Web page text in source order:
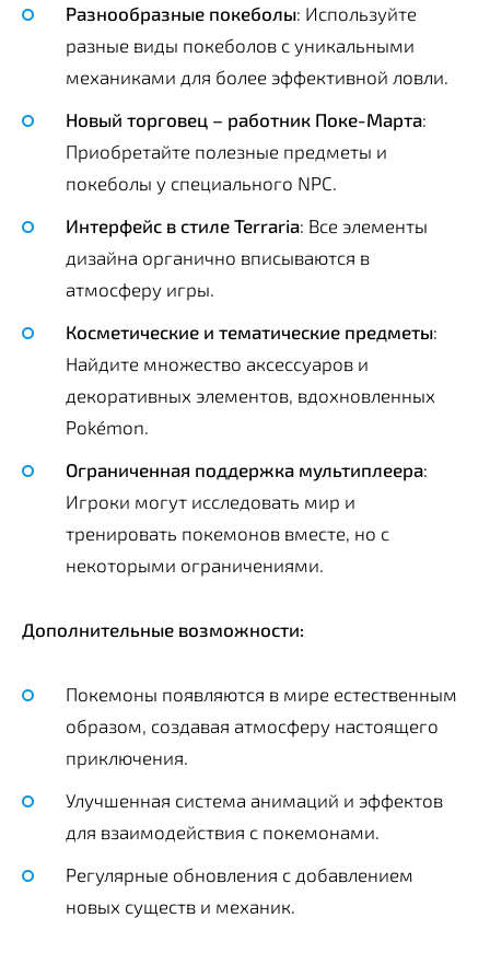
Разнообразные покеболы: Используйте
разные виды покеболов с уникальными
механиками для более эффективной ловли.
Новый торговец – работник Поке-Марта:
Приобретайте полезные предметы и
покеболы у специального NPC.
Интерфейс в стиле Terraria: Все элементы
дизайна органично вписываются в
атмосферу игры.
Косметические и тематические предметы:
Найдите множество аксессуаров и
декоративных элементов, вдохновленных
Pokémon.
Ограниченная поддержка мультиплеера:
Игроки могут исследовать мир и
тренировать покемонов вместе, но с
некоторыми ограничениями.
Дополнительные возможности:
Покемоны появляются в мире естественным
образом, создавая атмосферу настоящего
приключения.
Улучшенная система анимаций и эффектов
для взаимодействия с покемонами.
Регулярные обновления с добавлением
новых существ и механик.